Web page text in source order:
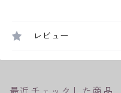
レビュー